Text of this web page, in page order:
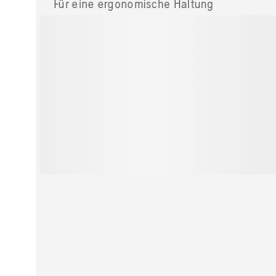
Für eine ergonomische Haltung